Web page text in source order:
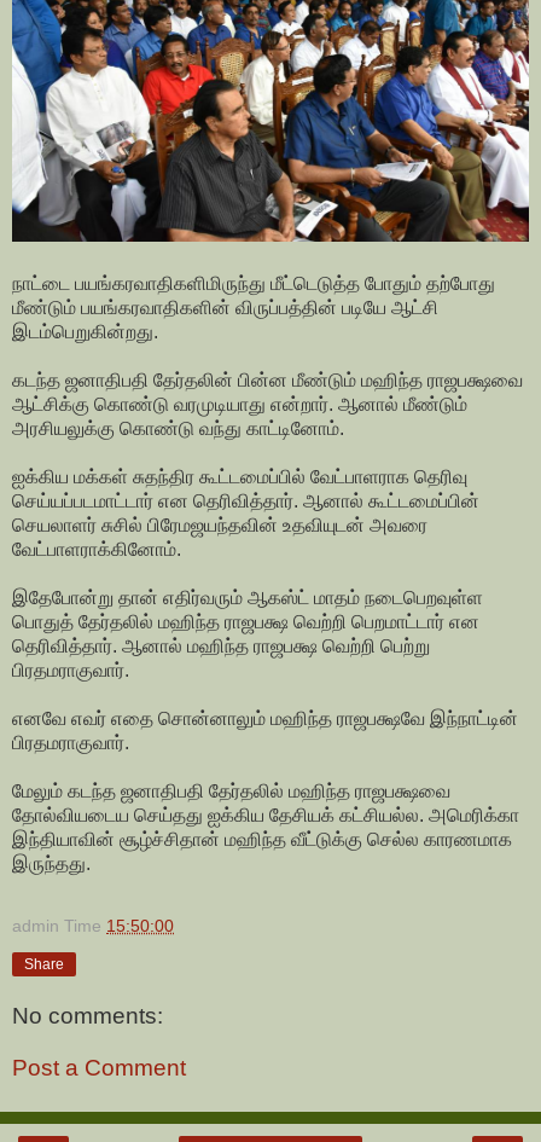
நாட்டை பயங்கரவாதிகளிமிருந்து மீட்டெடுத்த போதும் தற்போது
மீண்டும் பயங்கரவாதிகளின் விருப்பத்தின் படியே ஆட்சி
இடம்பெறுகின்றது.
கடந்த ஜனாதிபதி தேர்தலின் பின்ன மீண்டும் மஹிந்த ராஜபக்ஷவை
ஆட்சிக்கு கொண்டு வரமுடியாது என்றார். ஆனால் மீண்டும்
அரசியலுக்கு கொண்டு வந்து காட்டினோம்.
ஐக்கிய மக்கள் சுதந்திர கூட்டமைப்பில் வேட்பாளராக தெரிவு
செய்யப்படமாட்டார் என தெரிவித்தார். ஆனால் கூட்டமைப்பின்
செயலாளர் சுசில் பிரேமஜயந்தவின் உதவியுடன் அவரை
வேட்பாளராக்கினோம்.
இதேபோன்று தான் எதிர்வரும் ஆகஸ்ட் மாதம் நடைபெறவுள்ள
பொதுத் தேர்தலில் மஹிந்த ராஜபக்ஷ வெற்றி பெறமாட்டார் என
தெரிவித்தார். ஆனால் மஹிந்த ராஜபக்ஷ வெற்றி பெற்று
பிரதமராகுவார்.
எனவே எவர் எதை சொன்னாலும் மஹிந்த ராஜபக்ஷவே இந்நாட்டின்
பிரதமராகுவார்.
மேலும் கடந்த ஜனாதிபதி தேர்தலில் மஹிந்த ராஜபக்ஷவை
தோல்வியடைய செய்தது ஐக்கிய தேசியக் கட்சியல்ல. அமெரிக்கா
இந்தியாவின் சூழ்ச்சிதான் மஹிந்த வீட்டுக்கு செல்ல காரணமாக
இருந்தது.
admin Time 15:50:00
Share
No comments:
Post a Comment